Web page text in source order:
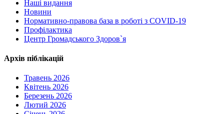
Наші видання
Новини
Нормативно-правова база в роботі з COVID-19
Профілактика
Центр Громадського Здоров`я
Архів піблікацій
Травень 2026
Квітень 2026
Березень 2026
Лютий 2026